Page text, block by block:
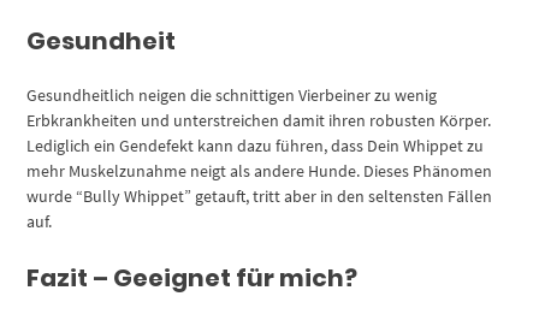
Gesundheit
Gesundheitlich neigen die schnittigen Vierbeiner zu wenig
Erbkrankheiten und unterstreichen damit ihren robusten Körper.
Lediglich ein Gendefekt kann dazu führen, dass Dein Whippet zu
mehr Muskelzunahme neigt als andere Hunde. Dieses Phänomen
wurde “Bully Whippet” getauft, tritt aber in den seltensten Fällen
auf.
Fazit – Geeignet für mich?